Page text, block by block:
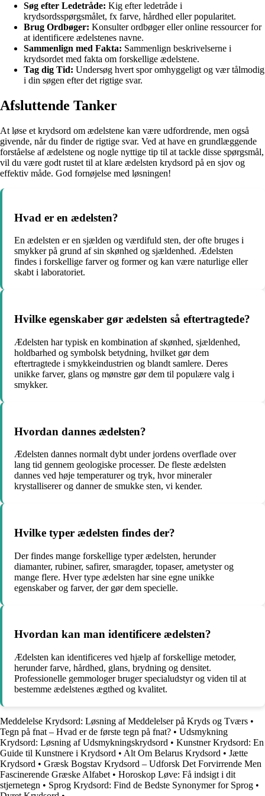
Søg efter Ledetråde: Kig efter ledetråde i
krydsordsspørgsmålet, fx farve, hårdhed eller popularitet.
Brug Ordbøger: Konsulter ordbøger eller online ressourcer for
at identificere ædelstenes navne.
Sammenlign med Fakta: Sammenlign beskrivelserne i
krydsordet med fakta om forskellige ædelstene.
Tag dig Tid: Undersøg hvert spor omhyggeligt og vær tålmodig
i din søgen efter det rigtige svar.
Afsluttende Tanker
At løse et krydsord om ædelstene kan være udfordrende, men også
givende, når du finder de rigtige svar. Ved at have en grundlæggende
forståelse af ædelstene og nogle nyttige tip til at tackle disse spørgsmål,
vil du være godt rustet til at klare ædelsten krydsord på en sjov og
effektiv måde. God fornøjelse med løsningen!
Hvad er en ædelsten?
En ædelsten er en sjælden og værdifuld sten, der ofte bruges i
smykker på grund af sin skønhed og sjældenhed. Ædelsten
findes i forskellige farver og former og kan være naturlige eller
skabt i laboratoriet.
Hvilke egenskaber gør ædelsten så eftertragtede?
Ædelsten har typisk en kombination af skønhed, sjældenhed,
holdbarhed og symbolsk betydning, hvilket gør dem
eftertragtede i smykkeindustrien og blandt samlere. Deres
unikke farver, glans og mønstre gør dem til populære valg i
smykker.
Hvordan dannes ædelsten?
Ædelsten dannes normalt dybt under jordens overflade over
lang tid gennem geologiske processer. De fleste ædelsten
dannes ved høje temperaturer og tryk, hvor mineraler
krystalliserer og danner de smukke sten, vi kender.
Hvilke typer ædelsten findes der?
Der findes mange forskellige typer ædelsten, herunder
diamanter, rubiner, safirer, smaragder, topaser, ametyster og
mange flere. Hver type ædelsten har sine egne unikke
egenskaber og farver, der gør dem specielle.
Hvordan kan man identificere ædelsten?
Ædelsten kan identificeres ved hjælp af forskellige metoder,
herunder farve, hårdhed, glans, brydning og densitet.
Professionelle gemmologer bruger specialudstyr og viden til at
bestemme ædelstenes ægthed og kvalitet.
Meddelelse Krydsord: Løsning af Meddelelser på Kryds og Tværs •
Tegn på fnat – Hvad er de første tegn på fnat? • Udsmykning
Krydsord: Løsning af Udsmykningskrydsord • Kunstner Krydsord: En
Guide til Kunstnere i Krydsord • Alt Om Belarus Krydsord • Jætte
Krydsord • Græsk Bogstav Krydsord – Udforsk Det Forvirrende Men
Fascinerende Græske Alfabet • Horoskop Løve: Få indsigt i dit
stjernetegn • Sprog Krydsord: Find de Bedste Synonymer for Sprog •